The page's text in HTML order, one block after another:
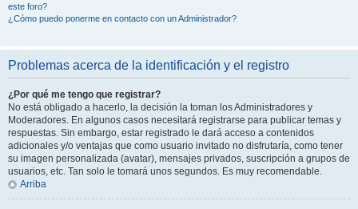
este foro?
¿Cómo puedo ponerme en contacto con un Administrador?
Problemas acerca de la identificación y el registro
¿Por qué me tengo que registrar?
No está obligado a hacerlo, la decisión la toman los Administradores y
Moderadores. En algunos casos necesitará registrarse para publicar temas y
respuestas. Sin embargo, estar registrado le dará acceso a contenidos
adicionales y/o ventajas que como usuario invitado no disfrutaría, como tener
su imagen personalizada (avatar), mensajes privados, suscripción a grupos de
usuarios, etc. Tan solo le tomará unos segundos. Es muy recomendable.
Arriba